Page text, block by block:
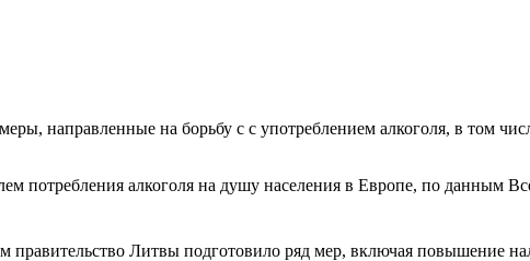
направленные на борьбу с с употреблением алкоголя, в том
потребления алкоголя на душу населения в Европе, по данным
правительство Литвы подготовило ряд мер, включая повышение